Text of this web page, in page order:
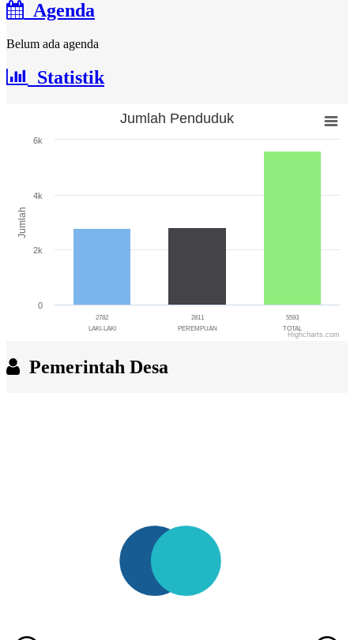
Agenda
Belum ada agenda
Statistik
Jumlah
Jumlah Penduduk
2782
LAKI-LAKI
2811
PEREMPUAN
5593
TOTAL
0
2k
4k
6k
Highcharts.com
Pemerintah Desa